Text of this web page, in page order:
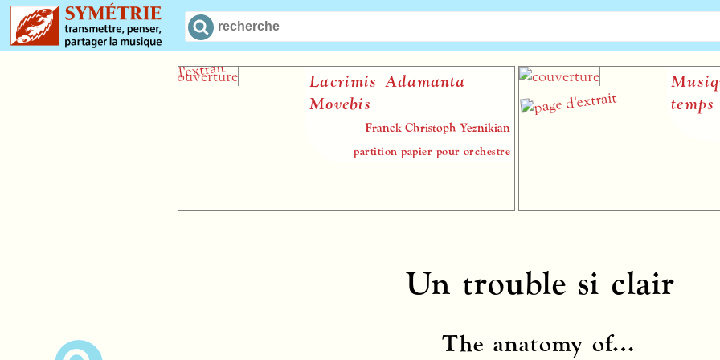
Lacrimis Adamanta
Movebis
Franck Christoph Yeznikian
partition papier pour orchestre
temps
Un trouble si clair
The anatomy of…